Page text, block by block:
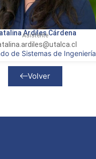
Ardiles Cárdena
Asistente
de Sistemas de Ingeniería
Volver